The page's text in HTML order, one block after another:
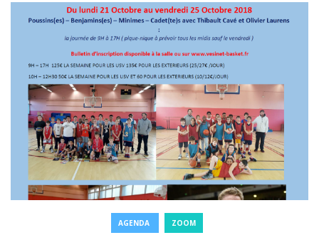
AGENDA ZOOM